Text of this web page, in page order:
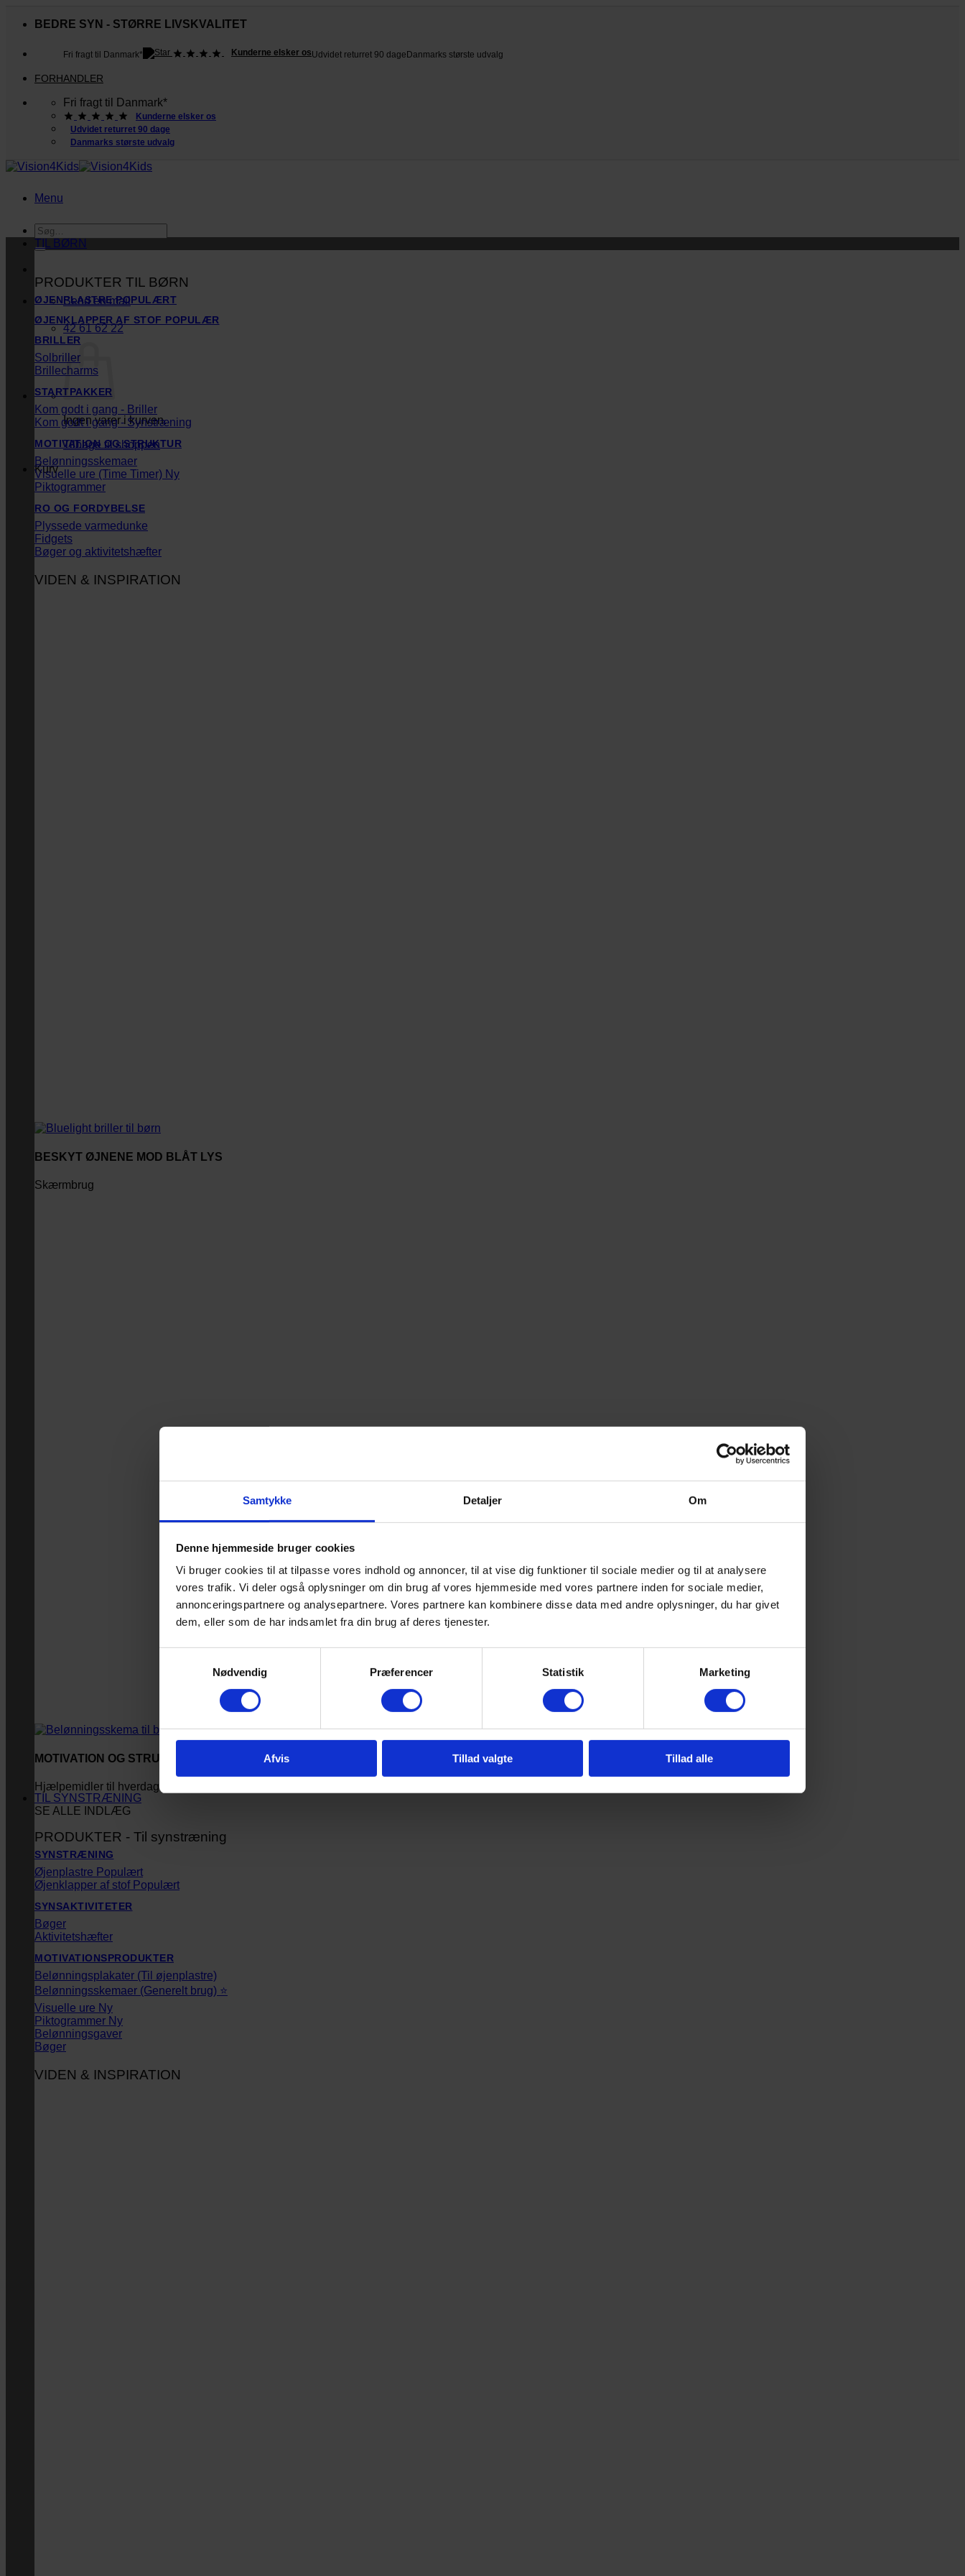
Samtykke Detaljer Om
Denne hjemmeside bruger cookies
Vi bruger cookies til at tilpasse vores indhold og annoncer, til at vise dig funktioner til sociale medier og til at analysere
vores trafik. Vi deler også oplysninger om din brug af vores hjemmeside med vores partnere inden for sociale medier,
annonceringspartnere og analysepartnere. Vores partnere kan kombinere disse data med andre oplysninger, du har givet
dem, eller som de har indsamlet fra din brug af deres tjenester.
Nødvendig
Præferencer Statistik Marketing
Afvis Tillad valgte Tillad alle
BEDRE SYN - STØRRE LIVSKVALITET
Fri fragt til Danmark* Kunderne elsker osUdvidet returret 90 dage Danmarks største udvalg
FORHANDLER
Fri fragt til Danmark*
Kunderne elsker os
Udvidet returret 90 dage
Danmarks største udvalg
Menu
Søg
efter:
Send en mail
42 61 62 22
Ingen varer i kurven.
Tilbage til shoppen
Kurv
TIL BØRN
PRODUKTER TIL BØRN
ØJENPLASTRE
ØJENKLAPPER AF STOF
BRILLER
Solbriller
Brillecharms
STARTPAKKER
Kom godt i gang - Briller
Kom godt i gang - Synstræning
MOTIVATION OG STRUKTUR
Belønningsskemaer
Visuelle ure (Time Timer)
Piktogrammer
RO OG FORDYBELSE
Plyssede varmedunke
Fidgets
Bøger og aktivitetshæfter
VIDEN & INSPIRATION
BESKYT ØJNENE MOD BLÅT LYS
Skærmbrug
MOTIVATION OG STRUKTUR
Hjælpemidler til hverdagen
SE ALLE INDLÆG
TIL SYNSTRÆNING
PRODUKTER - Til synstræning
SYNSTRÆNING
Øjenplastre
Øjenklapper af stof
SYNSAKTIVITETER
Bøger
Aktivitetshæfter
MOTIVATIONSPRODUKTER
Belønningsplakater (Til øjenplastre)
Belønningsskemaer (Generelt brug) ⭐
Visuelle ure
Piktogrammer
Belønningsgaver
Bøger
VIDEN & INSPIRATION